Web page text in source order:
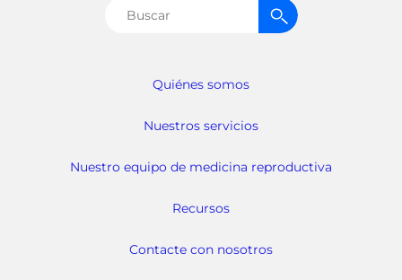
Quiénes somos
Nuestros servicios
Nuestro equipo de medicina reproductiva
Recursos
Contacte con nosotros
Buscar: